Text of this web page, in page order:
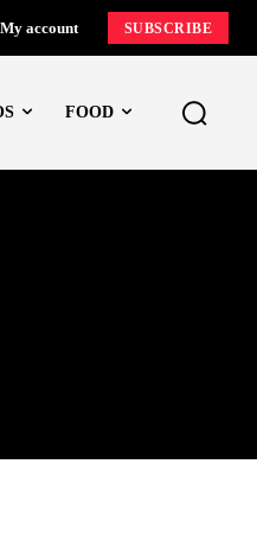
My account SUBSCRIBE
FOOD